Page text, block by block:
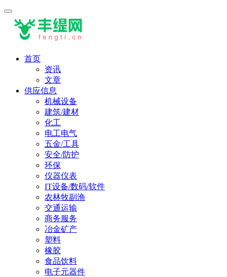
首页
资讯
文章
供应信息
机械设备
建筑/建材
化工
电工电气
五金/工具
安全/防护
环保
仪器仪表
IT设备/数码/软件
农林牧副渔
交通运输
商务服务
冶金矿产
塑料
橡胶
食品饮料
电子元器件